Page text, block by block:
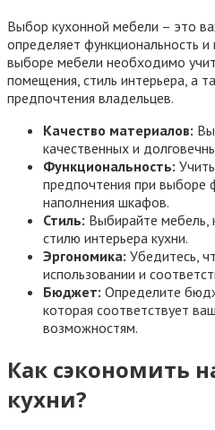
Выбор кухонной мебели – это
определяет функциональность
выборе мебели необходимо
помещения, стиль интерьера, а
предпочтения владельцев.
Качество материалов:
качественных и
Функциональность:
предпочтения при выборе
наполнения шкафов.
Стиль: Выбирайте мебель,
стилю интерьера кухни.
Эргономика: Убедитесь,
использовании и
Бюджет: Определите
которая соответствует
возможностям.
Как сэкономить
кухни?